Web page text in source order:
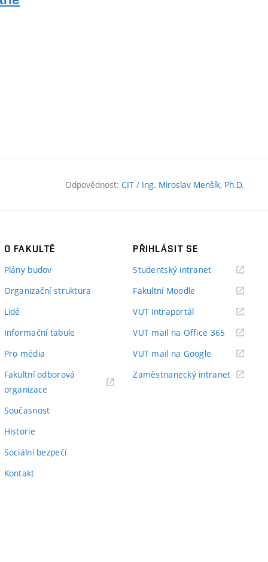
Odpovědnost: CIT / Ing. Miroslav Menšík, Ph.D.
O FAKULTĚ
Plány budov
Organizační struktura
Lidé
Informační tabule
Pro média
Fakultní odborová
organizace
Současnost
Historie
Sociální bezpečí
Kontakt
PŘIHLÁSIT SE
Studentský intranet(externí
Fakultní Moodle
VUT intraportál(externí
VUT mail na Office 365 (externí
VUT mail na Google (externí
Zaměstnanecký intranet(externí